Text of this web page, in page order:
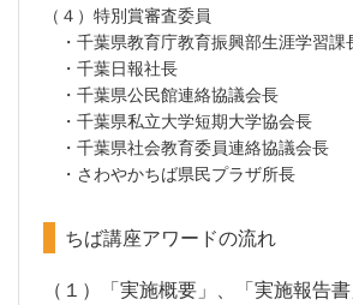
（４）特別賞審査委員
・千葉県教育庁教育振興部生涯学習課
・千葉日報社長
・千葉県公民館連絡協議会長
・千葉県私立大学短期大学協会長
・千葉県社会教育委員連絡協議会長
・さわやかちば県民プラザ所長
ちば講座アワードの流れ
（１）「実施概要」、「実施報告